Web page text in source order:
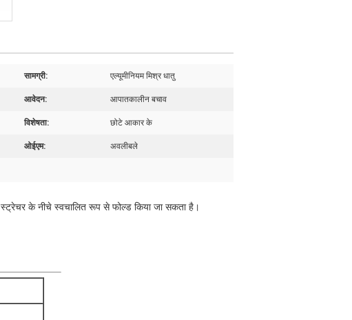
सामग्री: एल्यूमीनियम मिश्र धातु
आवेदन: आपातकालीन बचाव
विशेषता: छोटे आकार के
ओईएम: अवलीबले
के नीचे स्वचालित रूप से फोल्ड किया जा सकता है।